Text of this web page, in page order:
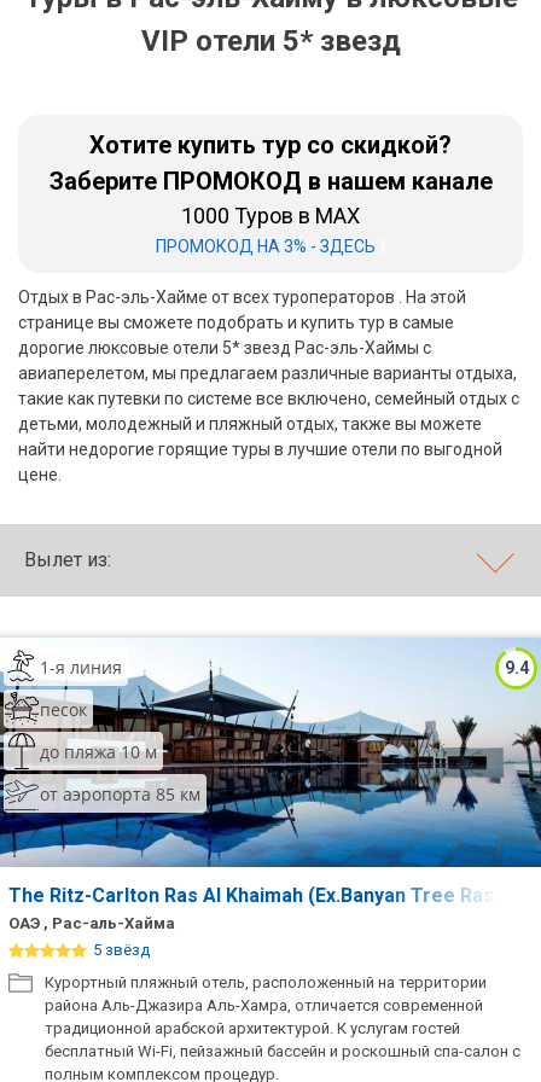
VIP отели 5* звезд
Хотите купить тур со скидкой?
Заберите ПРОМОКОД в нашем канале
1000 Туров в MAX
ПРОМОКОД НА 3% - ЗДЕСЬ
Отдых в Рас-эль-Хайме от всех туроператоров . На этой
странице вы сможете подобрать и купить тур в самые
дорогие люксовые отели 5* звезд Рас-эль-Хаймы с
авиаперелетом, мы предлагаем различные варианты отдыха,
такие как путевки по системе все включено, семейный отдых с
детьми, молодежный и пляжный отдых, также вы можете
найти недорогие горящие туры в лучшие отели по выгодной
цене.
Вылет из:
9.4
1-я линия
песок
до пляжа 10 м
от аэропорта 85 км
The Ritz-Carlton Ras Al Khaimah (Ex.Banyan Tree Ras Al
ОАЭ , Рас-аль-Хайма
5 звёзд
Курортный пляжный отель, расположенный на территории
района Аль-Джазира Аль-Хамра, отличается современной
традиционной арабской архитектурой. К услугам гостей
бесплатный Wi-Fi, пейзажный бассейн и роскошный спа-салон с
полным комплексом процедур.
Хайнань
Северный Гоа
Занзибар
Абхазия
Большой Сочи
Кав Мин Воды
Экскурсионные туры
VIP отели 5 звезд
5*
Лучшие отели 4* звезды
Недорогие отели 4*
звезды
Лучшие отели 3* звезды
Недорогие отели 3*
звезды
Сетевые отели Турции
Сетевые отели Египта
Сетевые отели ОАЭ